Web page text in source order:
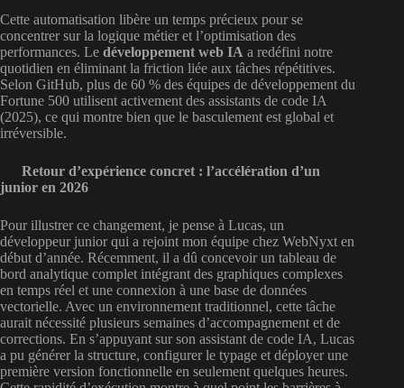
Cette automatisation libère un temps précieux pour se
concentrer sur la logique métier et l’optimisation des
performances. Le développement web IA a redéfini notre
quotidien en éliminant la friction liée aux tâches répétitives.
Selon GitHub, plus de 60 % des équipes de développement du
Fortune 500 utilisent activement des assistants de code IA
(2025), ce qui montre bien que le basculement est global et
irréversible.
Retour d’expérience concret : l’accélération d’un
junior en 2026
Pour illustrer ce changement, je pense à Lucas, un
développeur junior qui a rejoint mon équipe chez WebNyxt en
début d’année. Récemment, il a dû concevoir un tableau de
bord analytique complet intégrant des graphiques complexes
en temps réel et une connexion à une base de données
vectorielle. Avec un environnement traditionnel, cette tâche
aurait nécessité plusieurs semaines d’accompagnement et de
corrections. En s’appuyant sur son assistant de code IA, Lucas
a pu générer la structure, configurer le typage et déployer une
première version fonctionnelle en seulement quelques heures.